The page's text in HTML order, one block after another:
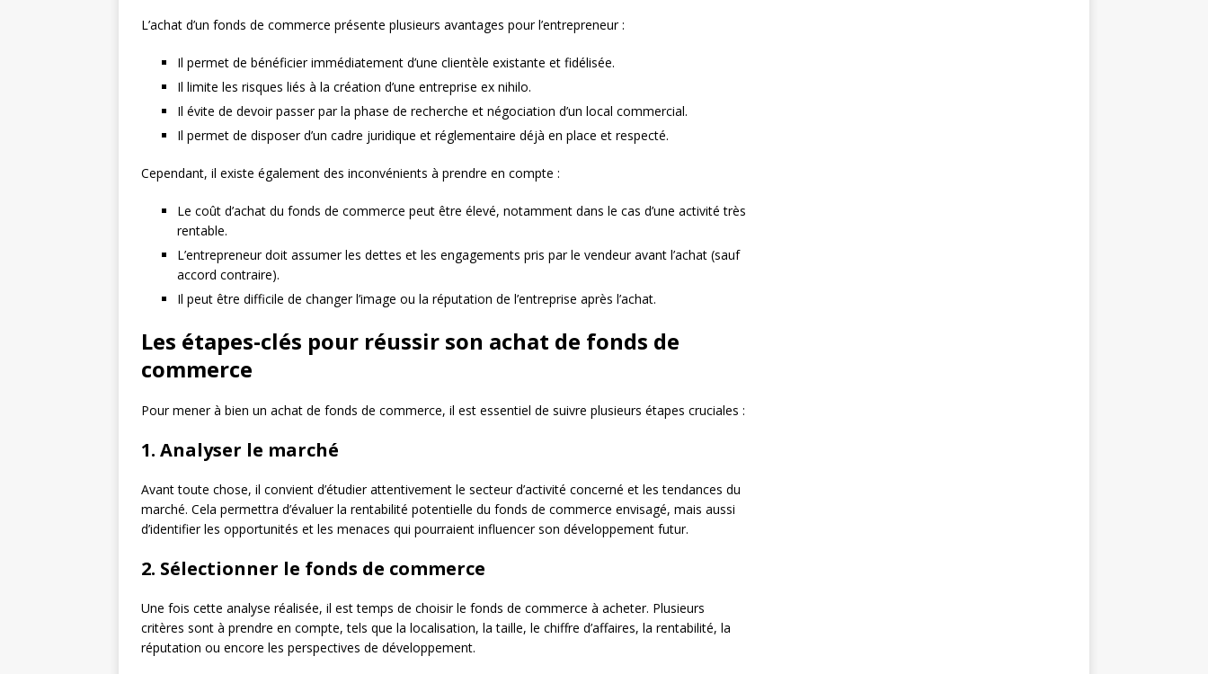
L’achat d’un fonds de commerce présente plusieurs avantages pour l’entrepreneur :
Il permet de bénéficier immédiatement d’une clientèle existante et fidélisée.
Il limite les risques liés à la création d’une entreprise ex nihilo.
Il évite de devoir passer par la phase de recherche et négociation d’un local commercial.
Il permet de disposer d’un cadre juridique et réglementaire déjà en place et respecté.
Cependant, il existe également des inconvénients à prendre en compte :
Le coût d’achat du fonds de commerce peut être élevé, notamment dans le cas d’une activité très
rentable.
L’entrepreneur doit assumer les dettes et les engagements pris par le vendeur avant l’achat (sauf
accord contraire).
Il peut être difficile de changer l’image ou la réputation de l’entreprise après l’achat.
Les étapes-clés pour réussir son achat de fonds de
commerce
Pour mener à bien un achat de fonds de commerce, il est essentiel de suivre plusieurs étapes cruciales :
1. Analyser le marché
Avant toute chose, il convient d’étudier attentivement le secteur d’activité concerné et les tendances du
marché. Cela permettra d’évaluer la rentabilité potentielle du fonds de commerce envisagé, mais aussi
d’identifier les opportunités et les menaces qui pourraient influencer son développement futur.
2. Sélectionner le fonds de commerce
Une fois cette analyse réalisée, il est temps de choisir le fonds de commerce à acheter. Plusieurs
critères sont à prendre en compte, tels que la localisation, la taille, le chiffre d’affaires, la rentabilité, la
réputation ou encore les perspectives de développement.